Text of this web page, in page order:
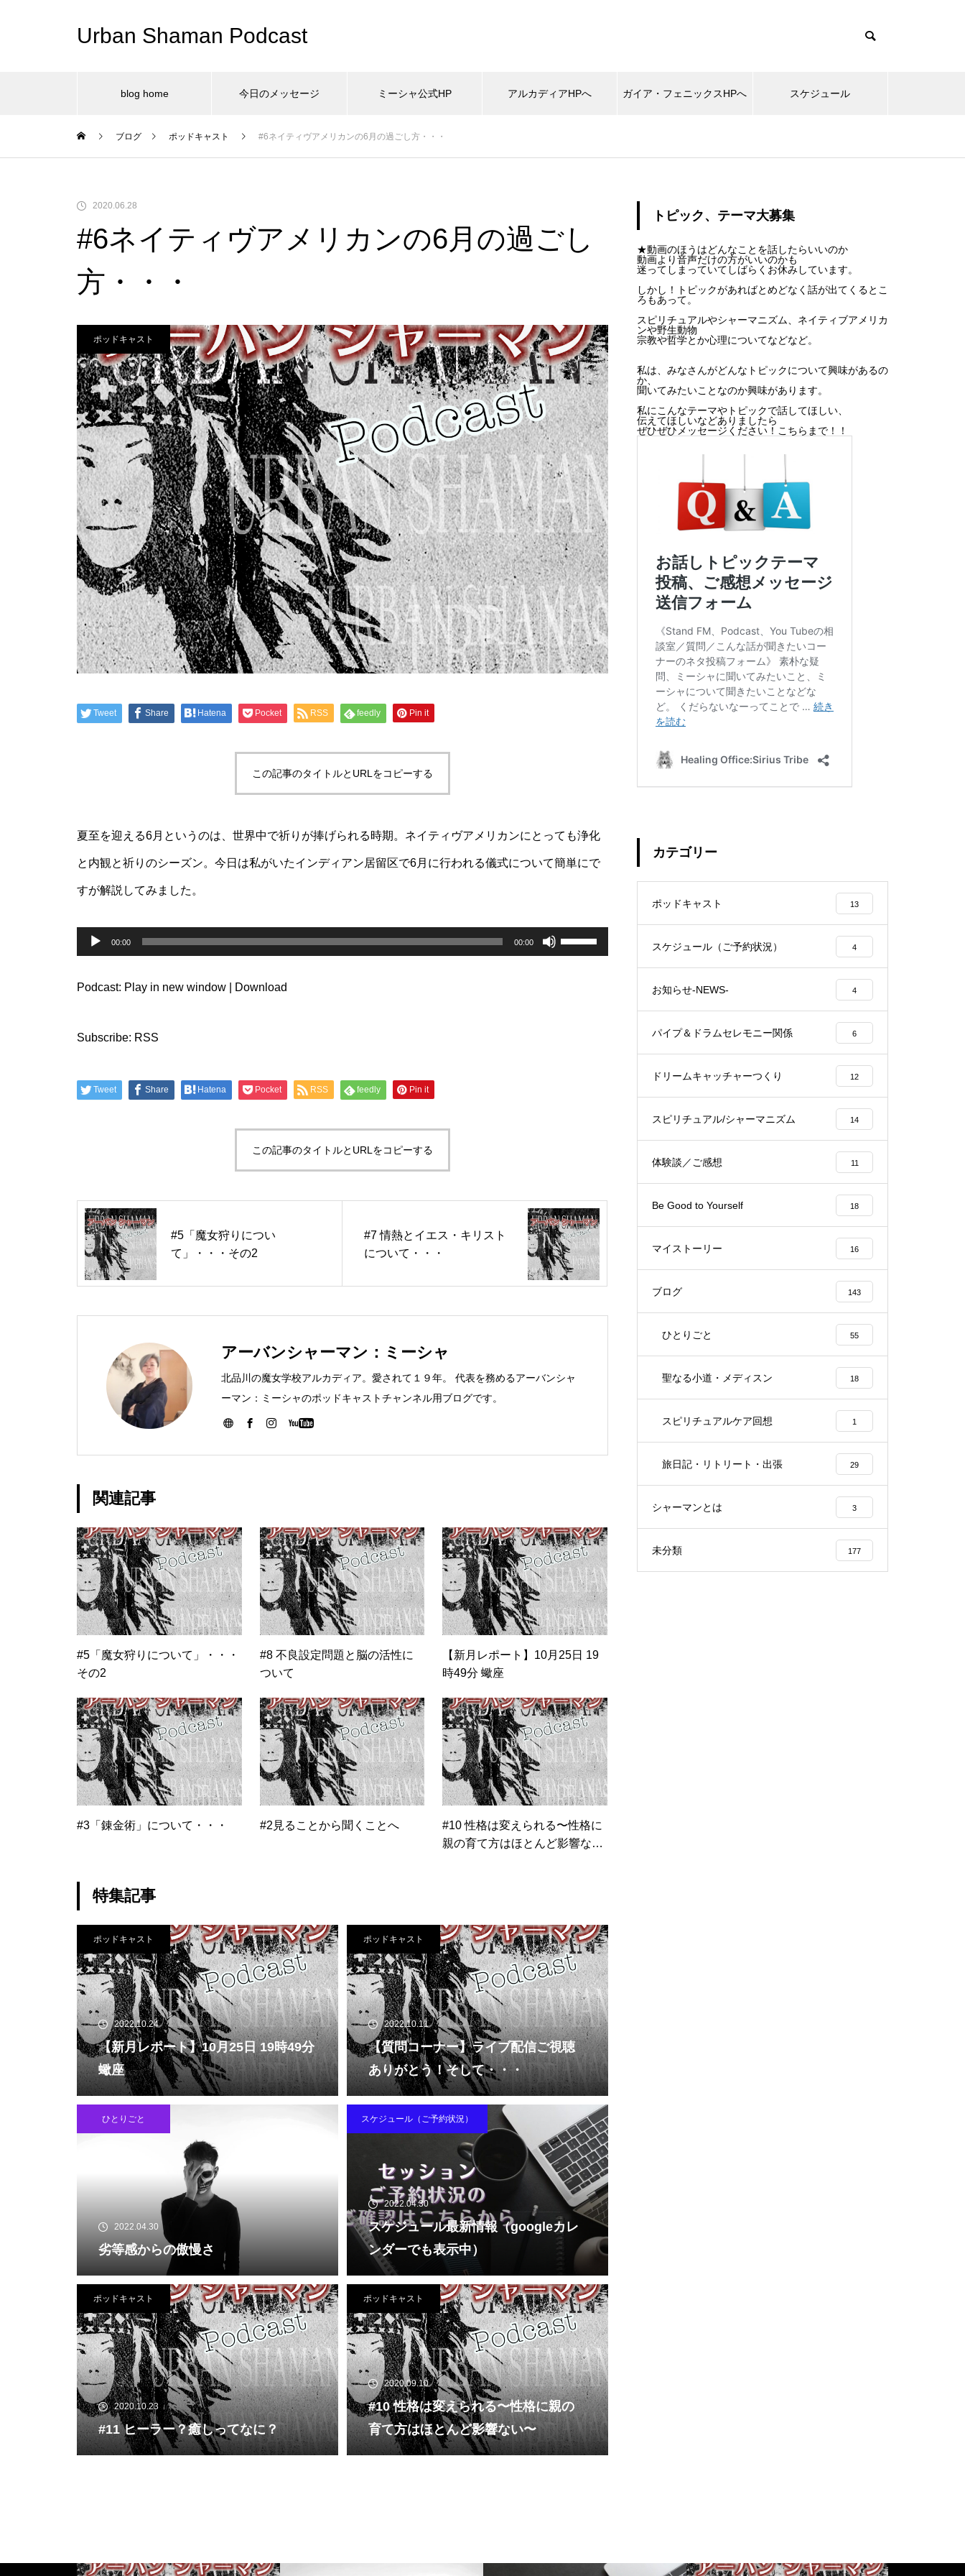
Urban Shaman Podcast
blog home 今日のメッセージ ミーシャ公式HP アルカディアHPへ ガイア・フェニックスHPへ スケジュール
ブログ ポッドキャスト #6ネイティヴアメリカンの6月の過ごし方・・・
2020.06.28
#6ネイティヴアメリカンの6月の過ごし
方・・・
ポッドキャスト
Tweet Share Hatena Pocket RSS feedly Pin it
この記事のタイトルとURLをコピーする
夏至を迎える6月というのは、世界中で祈りが捧げられる時期。ネイティヴアメリカンにとっても浄化
と内観と祈りのシーズン。今日は私がいたインディアン居留区で6月に行われる儀式について簡単にで
すが解説してみました。
プ
ヤ
00:00 00:00
リ
ュ
Podcast: Play in new window Download
Subscribe: RSS
Tweet Share Hatena Pocket RSS feedly Pin it
この記事のタイトルとURLをコピーする
#5「魔女狩りについ
て」・・・その2
#7 情熱とイエス・キリスト
について・・・
アーバンシャーマン：ミーシャ
北品川の魔女学校アルカディア。愛されて１９年。 代表を務めるアーバンシャ
ーマン：ミーシャのポッドキャストチャンネル用ブログです。
関連記事
#5「魔女狩りについて」・・・
その2
#8 不良設定問題と脳の活性に
ついて
【新月レポート】10月25日 19
時49分 蠍座
#3「錬金術」について・・・ #2見ることから聞くことへ
#10 性格は変えられる〜性格に
親の育て方はほとんど影響な
特集記事
ポッドキャスト
2022.10.24
【新月レポート】10月25日 19時49分
蠍座
ポッドキャスト
2022.10.11
【質問コーナー】ライブ配信ご視聴
ありがとう！そして・・・
ひとりごと
2022.04.30
劣等感からの傲慢さ
スケジュール（ご予約状況）
2022.04.30
スケジュール最新情報（googleカレ
ンダーでも表示中）
ポッドキャスト
2020.10.23
#11 ヒーラー？癒しってなに？
ポッドキャスト
2020.09.10
#10 性格は変えられる〜性格に親の
育て方はほとんど影響ない〜
トピック、テーマ大募集
★動画のほうはどんなことを話したらいいのか
動画より音声だけの方がいいのかも
迷ってしまっていてしばらくお休みしています。
しかし！トピックがあればとめどなく話が出てくるとこ
ろもあって。
スピリチュアルやシャーマニズム、ネイティブアメリカ
ンや野生動物
宗教や哲学とか心理についてなどなど。
私は、みなさんがどんなトピックについて興味があるの
か、
聞いてみたいことなのか興味があります。
私にこんなテーマやトピックで話してほしい、
伝えてほしいなどありましたら
ぜひぜひメッセージください！こちらまで！！
カテゴリー
ポッドキャスト 13
スケジュール（ご予約状況） 4
お知らせ-NEWS- 4
パイプ＆ドラムセレモニー関係 6
ドリームキャッチャーつくり 12
スピリチュアル/シャーマニズム 14
体験談／ご感想 11
Be Good to Yourself 18
マイストーリー 16
ブログ 143
ひとりごと 55
聖なる小道・メディスン 18
スピリチュアルケア回想 1
旅日記・リトリート・出張 29
シャーマンとは 3
未分類 177